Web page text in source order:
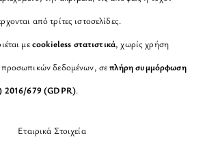
από τρίτες ιστοσελίδες.
μεcookieless στατιστικά, χωρίς χρήση
δεδομένων, σεπλήρη συμμόρφωση
2016/679 (GDPR).
Εταιρικά Στοιχεία